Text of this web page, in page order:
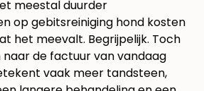
meestal duurder
op gebitsreiniging hond kosten
het meevalt. Begrijpelijk. Toch
de factuur van vandaag
vaak meer tandsteen,